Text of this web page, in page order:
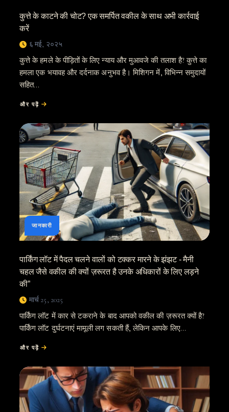
कुत्ते के काटने की चोट? एक समर्पित वकील के साथ अभी कार्रवाई
करें
६ मई, २०२५
कुत्ते के हमले के पीड़ितों के लिए न्याय और मुआवजे की तलाश है? कुत्ते का
हमला एक भयावह और दर्दनाक अनुभव है। मिशिगन में, विभिन्न समुदायों
सहित…
और पढ़ें
बारे
के
काटने
की
चोट?
एक
समर्पित
वकील
के
साथ
अभी
कार्रवाई
करें
जानकारी
पार्किंग लॉट में पैदल चलने वालों को टक्कर मारने के झंझट - मैनी
चहल जैसे वकील की क्यों ज़रूरत है उनके अधिकारों के लिए लड़ने
की”
मार्च 25, 2025
पार्किंग लॉट में कार से टकराने के बाद आपको वकील की ज़रूरत क्यों है?
पार्किंग लॉट दुर्घटनाएं मामूली लग सकती हैं, लेकिन आपके लिए...
और पढ़ें
बारे
लॉट
में
पैदल
चलने
वालों
को
टक्कर
मारने